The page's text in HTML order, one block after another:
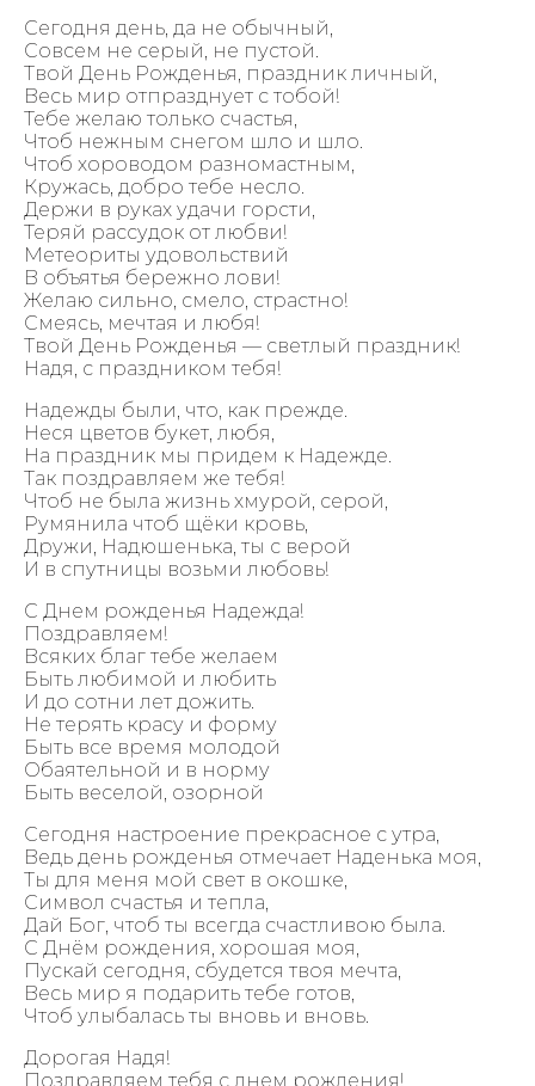
Сегодня день, да не обычный,
Совсем не серый, не пустой.
Твой День Рожденья, праздник личный,
Весь мир отпразднует с тобой!
Тебе желаю только счастья,
Чтоб нежным снегом шло и шло.
Чтоб хороводом разномастным,
Кружась, добро тебе несло.
Держи в руках удачи горсти,
Теряй рассудок от любви!
Метеориты удовольствий
В объятья бережно лови!
Желаю сильно, смело, страстно!
Смеясь, мечтая и любя!
Твой День Рожденья — светлый праздник!
Надя, с праздником тебя!
Надежды были, что, как прежде.
Неся цветов букет, любя,
На праздник мы придем к Надежде.
Так поздравляем же тебя!
Чтоб не была жизнь хмурой, серой,
Румянила чтоб щёки кровь,
Дружи, Надюшенька, ты с верой
И в спутницы возьми любовь!
С Днем рожденья Надежда!
Поздравляем!
Всяких благ тебе желаем
Быть любимой и любить
И до сотни лет дожить.
Не терять красу и форму
Быть все время молодой
Обаятельной и в норму
Быть веселой, озорной
Сегодня настроение прекрасное с утра,
Ведь день рожденья отмечает Наденька моя,
Ты для меня мой свет в окошке,
Символ счастья и тепла,
Дай Бог, чтоб ты всегда счастливою была.
С Днём рождения, хорошая моя,
Пускай сегодня, сбудется твоя мечта,
Весь мир я подарить тебе готов,
Чтоб улыбалась ты вновь и вновь.
Дорогая Надя!
Поздравляем тебя с днем рождения!